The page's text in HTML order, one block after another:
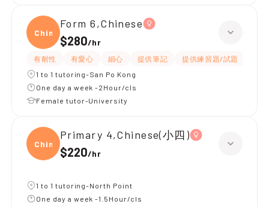
Chine
Form 6,Chinese
$280/hr
有耐性 有愛心 細心 提供筆記 提供練習題/試題
1 to 1 tutoring-San Po Kong
One day a week -2Hour/cls
Female tutor-University
Chine
Primary 4,Chinese(小四)
$220/hr
1 to 1 tutoring-North Point
One day a week -1.5Hour/cls